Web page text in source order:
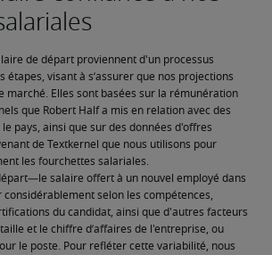
de départ proviennent d'un processus
étapes, visant à s’assurer que nos projections
marché. Elles sont basées sur la rémunération
que Robert Half a mis en relation avec des
pays, ainsi que sur des données d'offres
de Textkernel que nous utilisons pour
les fourchettes salariales.
salaire offert à un nouvel employé dans
selon les compétences,
du candidat, ainsi que d'autres facteurs
et le chiffre d’affaires de l'entreprise, ou
le poste. Pour refléter cette variabilité, nous